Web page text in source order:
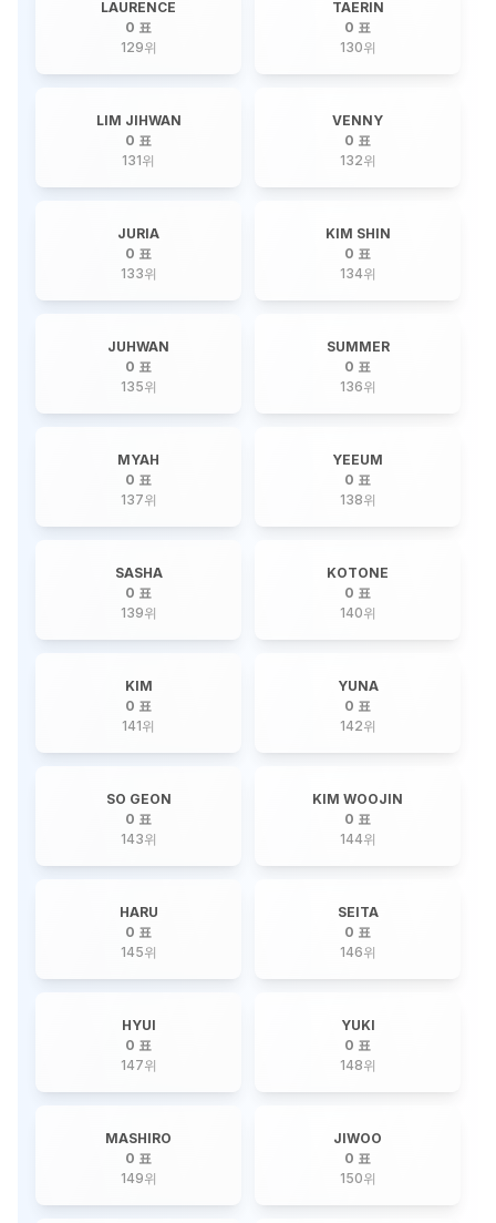
LAURENCE
0 표
129위
TAERIN
0 표
130위
LIM JIHWAN
0 표
131위
VENNY
0 표
132위
JURIA
0 표
133위
KIM SHIN
0 표
134위
JUHWAN
0 표
135위
SUMMER
0 표
136위
MYAH
0 표
137위
YEEUM
0 표
138위
SASHA
0 표
139위
KOTONE
0 표
140위
KIM
0 표
141위
YUNA
0 표
142위
SO GEON
0 표
143위
KIM WOOJIN
0 표
144위
HARU
0 표
145위
SEITA
0 표
146위
HYUI
0 표
147위
YUKI
0 표
148위
MASHIRO
0 표
149위
JIWOO
0 표
150위